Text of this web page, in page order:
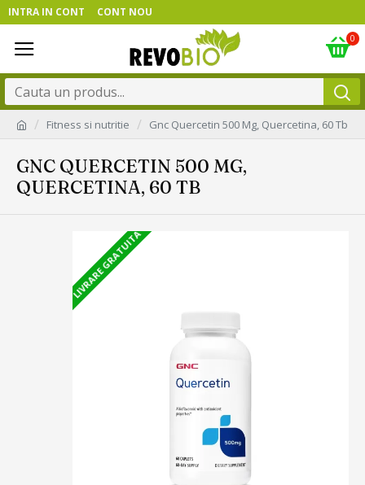
INTRA IN CONT CONT NOU
0
Fitness si nutritie Gnc Quercetin 500 Mg, Quercetina, 60 Tb
GNC QUERCETIN 500 MG,
QUERCETINA, 60 TB
LIVRARE GRATUITA